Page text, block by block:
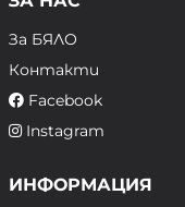
За БЯЛО
Контакти
Facebook
Instagram
ИНФОРМАЦИЯ